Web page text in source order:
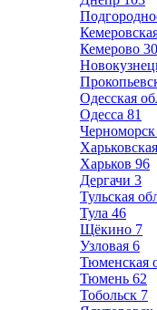
Кемерово 30
Одесская
Одесса 81
Черноморск
Харьков 96
Дергачи 3
Тульская
Тула 46
Щёкино 7
Узловая 6
Тюменская
Тюмень 62
Тобольск 7